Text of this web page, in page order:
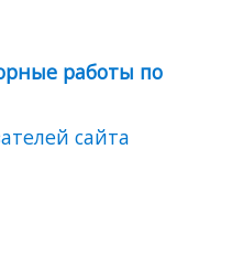
работы по
сайта